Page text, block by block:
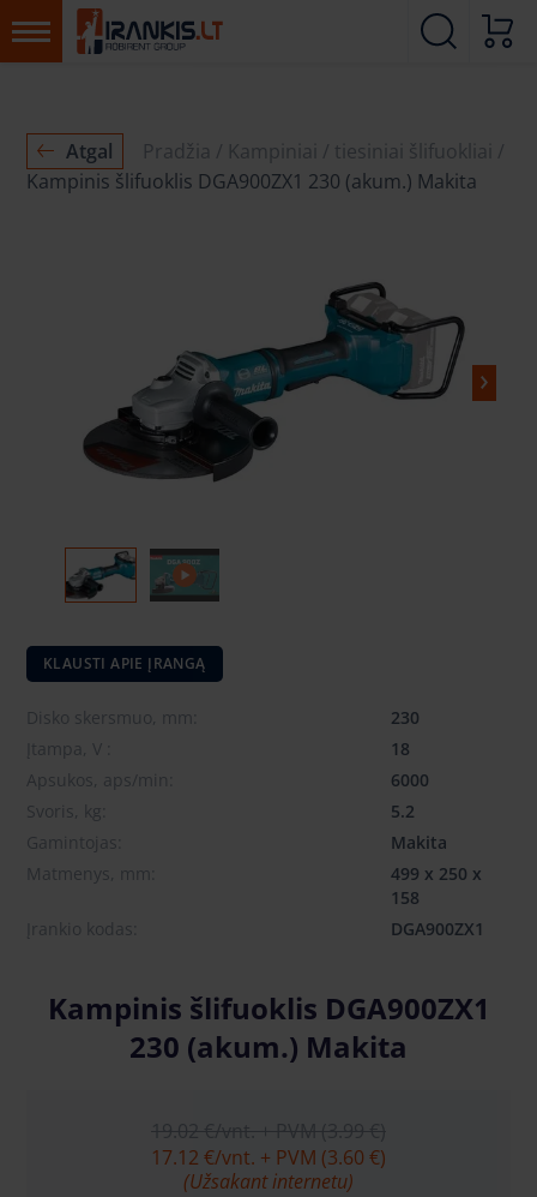
Atgal Pradžia
Kampiniai / tiesiniai šlifuokliai
Kampinis šlifuoklis DGA900ZX1 230 (akum.) Makita
KLAUSTI APIE ĮRANGĄ
Disko skersmuo, mm:
230
Įtampa, V :
18
Apsukos, aps/min:
6000
Svoris, kg:
5.2
Gamintojas:
Makita
Matmenys, mm:
499 x 250 x
158
Įrankio kodas:
DGA900ZX1
Kampinis šlifuoklis DGA900ZX1
230 (akum.) Makita
19.02 €
17.12 €/vnt. + PVM (3.60 €)
(Užsakant internetu)